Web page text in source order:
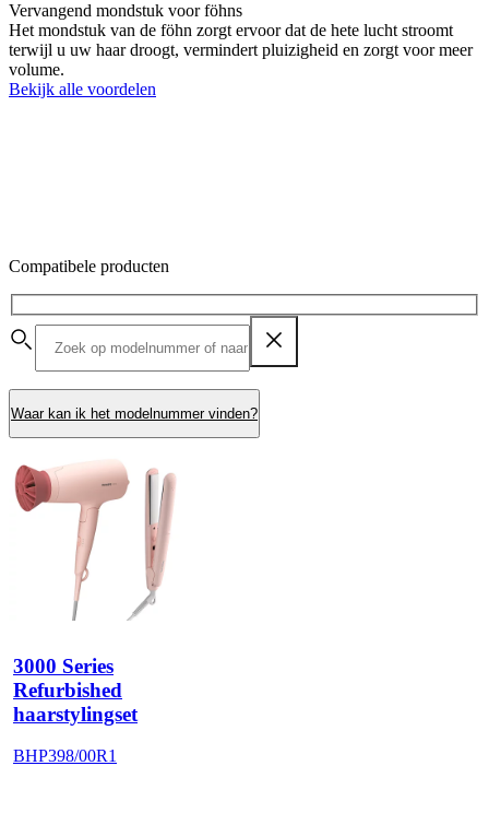
Vervangend mondstuk voor föhns
Het mondstuk van de föhn zorgt ervoor dat de hete lucht stroomt
terwijl u uw haar droogt, vermindert pluizigheid en zorgt voor meer
volume.
Bekijk alle voordelen
Compatibele producten
Waar kan ik het modelnummer vinden?
3000 Series
Refurbished
haarstylingset
BHP398/00R1